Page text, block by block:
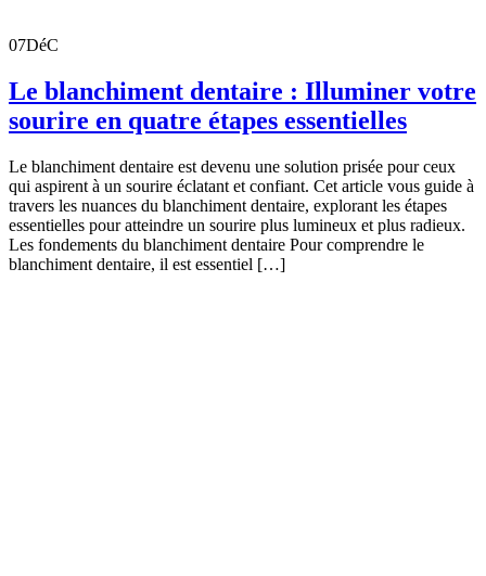
07DéC
Le blanchiment dentaire : Illuminer votre
sourire en quatre étapes essentielles
Le blanchiment dentaire est devenu une solution prisée pour ceux
qui aspirent à un sourire éclatant et confiant. Cet article vous guide à
travers les nuances du blanchiment dentaire, explorant les étapes
essentielles pour atteindre un sourire plus lumineux et plus radieux.
Les fondements du blanchiment dentaire Pour comprendre le
blanchiment dentaire, il est essentiel […]